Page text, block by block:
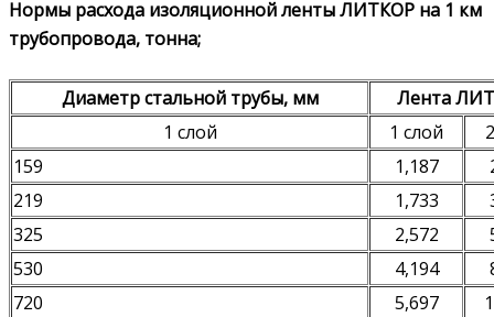
Нормы расхода изоляционной ленты ЛИТКОР на 1 км
трубопровода, тонна;
Диаметр стальной трубы, мм
Лента
1 слой
1 слой
159
1,187
219
1,733
325
2,572
530
4,194
720
5,697